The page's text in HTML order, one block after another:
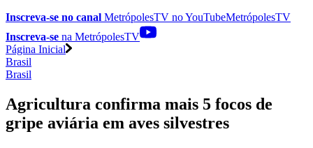
Inscreva-se no canal MetrópolesTV noYouTubeMetrópolesTV
Inscreva-se na MetrópolesTV
Página Inicial
Brasil
Brasil
Agricultura confirma mais 5 focos de
gripe aviária em aves silvestres